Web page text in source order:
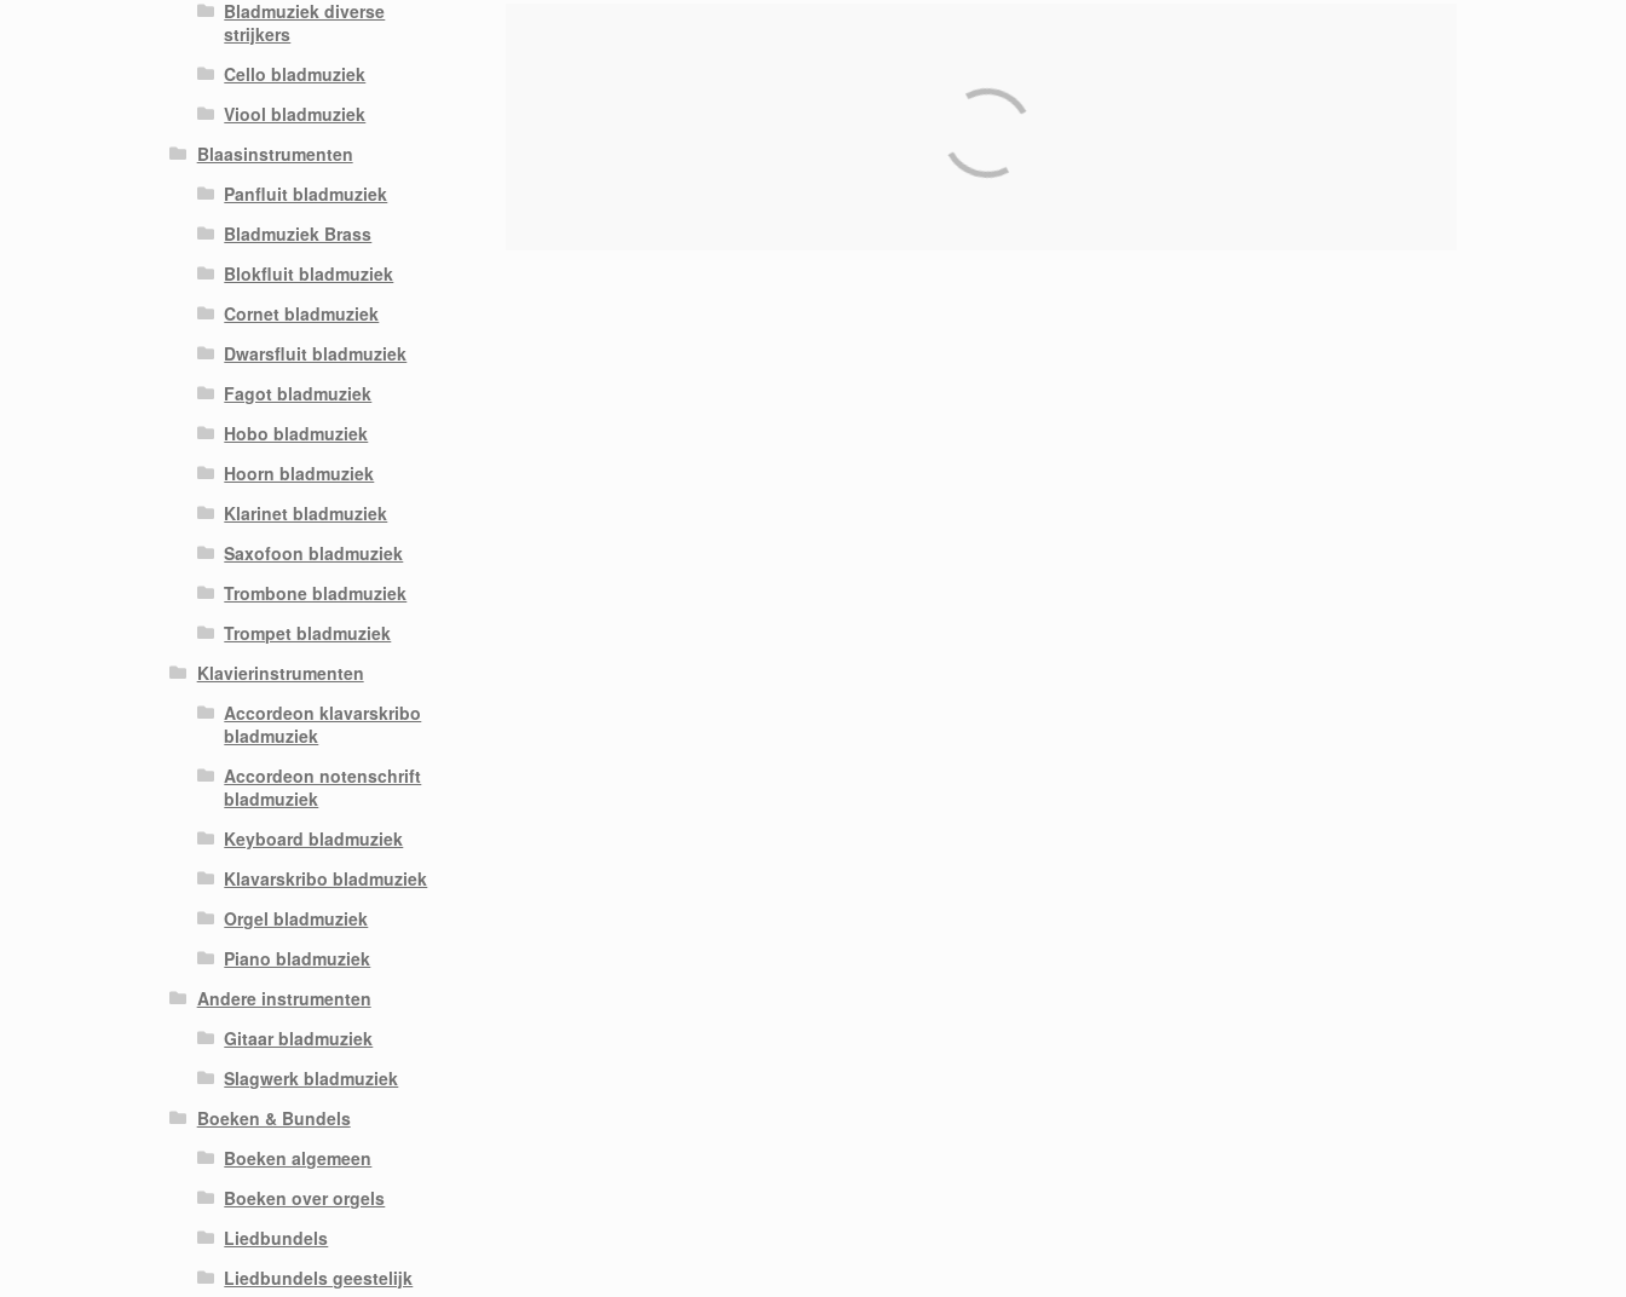
Bladmuziek diverse
strijkers
Cello bladmuziek
Viool bladmuziek
Blaasinstrumenten
Panfluit bladmuziek
Bladmuziek Brass
Blokfluit bladmuziek
Cornet bladmuziek
Dwarsfluit bladmuziek
Fagot bladmuziek
Hobo bladmuziek
Hoorn bladmuziek
Klarinet bladmuziek
Saxofoon bladmuziek
Trombone bladmuziek
Trompet bladmuziek
Klavierinstrumenten
Accordeon klavarskribo
bladmuziek
Accordeon notenschrift
bladmuziek
Keyboard bladmuziek
Klavarskribo bladmuziek
Orgel bladmuziek
Piano bladmuziek
Andere instrumenten
Gitaar bladmuziek
Slagwerk bladmuziek
Boeken & Bundels
Boeken algemeen
Boeken over orgels
Liedbundels
Liedbundels geestelijk